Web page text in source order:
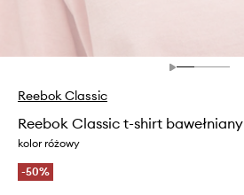
Reebok Classic
Reebok Classic t-shirt bawełniany
kolor różowy
-50%